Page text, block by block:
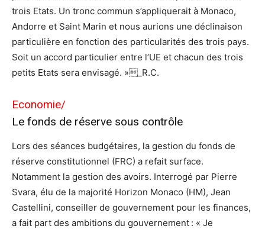
trois Etats. Un tronc commun s’appliquerait à Monaco,
Andorre et Saint Marin et nous aurions une déclinaison
particulière en fonction des particularités des trois pays.
Soit un accord particulier entre l’UE et chacun des trois
petits Etats sera envisagé. »_R.C.
Economie/
Le fonds de réserve sous contrôle
Lors des séances budgétaires, la gestion du fonds de
réserve constitutionnel (FRC) a refait surface.
Notamment la gestion des avoirs. Interrogé par Pierre
Svara, élu de la majorité Horizon Monaco (HM), Jean
Castellini, conseiller de gouvernement pour les finances,
a fait part des ambitions du gouvernement : « Je